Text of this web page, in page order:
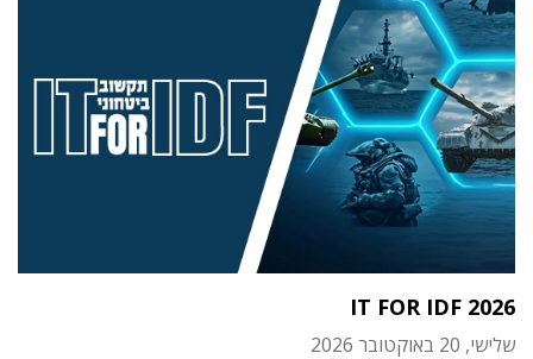
IT FOR IDF 2026
שלישי, 20 באוקטובר 2026